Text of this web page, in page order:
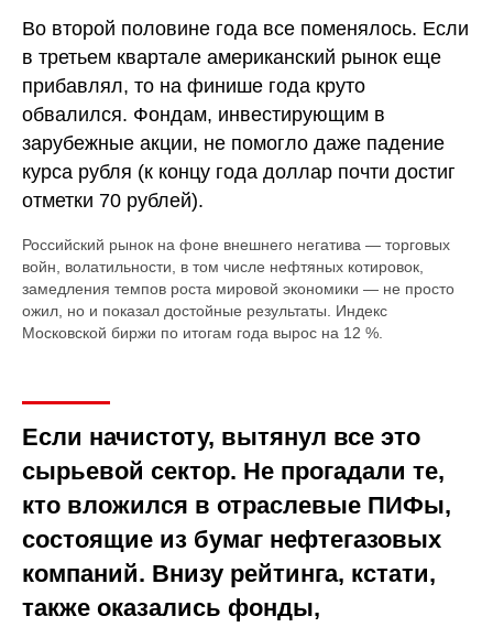
Во второй половине года все поменялось. Если
в третьем квартале американский рынок еще
прибавлял, то на финише года круто
обвалился. Фондам, инвестирующим в
зарубежные акции, не помогло даже падение
курса рубля (к концу года доллар почти достиг
отметки 70 рублей).
Российский рынок на фоне внешнего негатива — торговых
войн, волатильности, в том числе нефтяных котировок,
замедления темпов роста мировой экономики — не просто
ожил, но и показал достойные результаты. Индекс
Московской биржи по итогам года вырос на 12 %.
Если начистоту, вытянул все это
сырьевой сектор. Не прогадали те,
кто вложился в отраслевые ПИФы,
состоящие из бумаг нефтегазовых
компаний. Внизу рейтинга, кстати,
также оказались фонды,